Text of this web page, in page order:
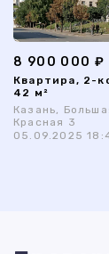
8 900 000 ₽
Квартира, 2-
42 м²
Казань,
Красная 3
05.09.2025